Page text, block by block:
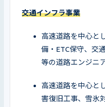
交通インフラ事業
高速道路を中心と
備・ETC保守、交
等の道路エンジニ
高速道路を中心と
害復旧工事、雪氷